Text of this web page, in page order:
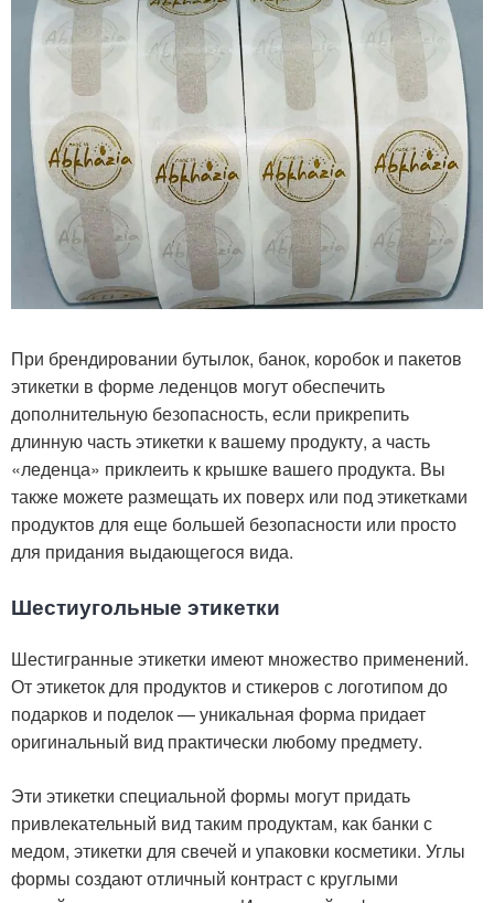
При брендировании бутылок, банок, коробок и пакетов
этикетки в форме леденцов могут обеспечить
дополнительную безопасность, если прикрепить
длинную часть этикетки к вашему продукту, а часть
«леденца» приклеить к крышке вашего продукта. Вы
также можете размещать их поверх или под этикетками
продуктов для еще большей безопасности или просто
для придания выдающегося вида.
Шестиугольные этикетки
Шестигранные этикетки имеют множество применений.
От этикеток для продуктов и стикеров с логотипом до
подарков и поделок — уникальная форма придает
оригинальный вид практически любому предмету.
Эти этикетки специальной формы могут придать
привлекательный вид таким продуктам, как банки с
медом, этикетки для свечей и упаковки косметики. Углы
формы создают отличный контраст с круглыми